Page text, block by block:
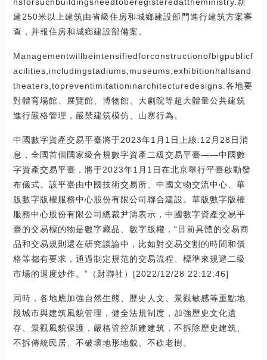
建250米以上建筑由省級住房和城鄉建設部門進行建筑方案審
查，并報住房和城鄉建設部備案。
Managementwillbeintensifiedforconstructionofbigpublicf
acilities,includingstadiums,museums,exhibitionhallsand
theaters,topreventimitationinarchitecturedesigns.各地要
對體育場館、展覽館、博物館、大劇院等超大體量公共建筑
進行嚴格管理，嚴禁建筑模仿、山寨行為。
中國數字資產交易平臺將于2023年1月1日上線:12月28日消
息，全國首個國家級合規數字資產二級交易平臺——中國數
字資產交易平臺，將于2023年1月1日在北京舉行平臺啟動發
布儀式。該平臺由中國技術交易所、中國文物交流中心、華
版數字版權服務中心股份有限公司聯合建設。華版數字版權
服務中心股份有限公司總裁尹濤表示，中國數字資產交易平
臺的交易標的物是數字藏品、數字版權，“目前具體的交易商
品和交易規則還在研究談論中，比如對交易交割的時間和價
格等都有要求，通過制定規范的交易流程、標準來規避二級
市場的過度炒作。”（財聯社）[2022/12/28 22:12:46]
同時，各地應加強自然生態、歷史人文、景觀敏感等重點地
段城市與建筑風貌管理，健全法規制度，加強歷史文化遺
存、景觀風貌保護，嚴格管控新建建筑，不拆除歷史建筑、
不拆傳統民居、不破壞地形地貌、不砍老樹。